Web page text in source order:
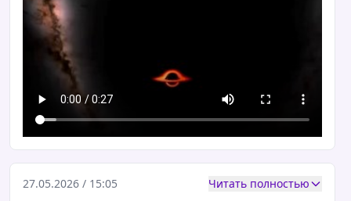
27.05.2026 / 15:05 Читать полностью